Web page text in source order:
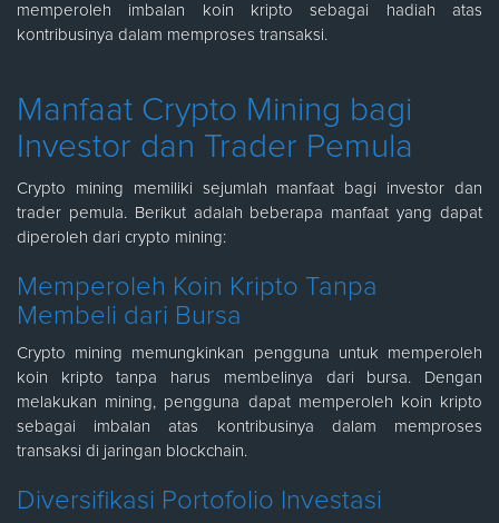
memperoleh imbalan koin kripto sebagai hadiah atas
kontribusinya dalam memproses transaksi.
Manfaat Crypto Mining bagi
Investor dan Trader Pemula
Crypto mining memiliki sejumlah manfaat bagi investor dan
trader pemula. Berikut adalah beberapa manfaat yang dapat
diperoleh dari crypto mining:
Memperoleh Koin Kripto Tanpa
Membeli dari Bursa
Crypto mining memungkinkan pengguna untuk memperoleh
koin kripto tanpa harus membelinya dari bursa. Dengan
melakukan mining, pengguna dapat memperoleh koin kripto
sebagai imbalan atas kontribusinya dalam memproses
transaksi di jaringan blockchain.
Diversifikasi Portofolio Investasi